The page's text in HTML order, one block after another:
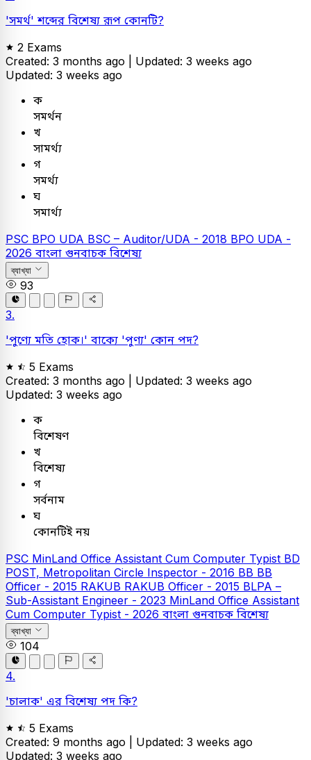
'সমর্থ' শব্দের বিশেষ্য রূপ কোনটি?
2 Exams
Created: 3 months ago | Updated: 3 weeks ago
Updated: 3 weeks ago
ক
সমর্থন
খ
সামর্থ্য
গ
সমর্থ্য
ঘ
সমার্থ্য
PSC BPO UDA BSC – Auditor/UDA - 2018 BPO UDA -
2026 বাংলা গুনবাচক বিশেষ্য
ব্যাখ্যা
93
3.
'পুণ্যে মতি হোক।' বাক্যে 'পুণ্য' কোন পদ?
5 Exams
Created: 3 months ago | Updated: 3 weeks ago
Updated: 3 weeks ago
ক
বিশেষণ
খ
বিশেষ্য
গ
সর্বনাম
ঘ
কোনটিই নয়
PSC MinLand Office Assistant Cum Computer Typist BD
POST, Metropolitan Circle Inspector - 2016 BB BB
Officer - 2015 RAKUB RAKUB Officer - 2015 BLPA –
Sub-Assistant Engineer - 2023 MinLand Office Assistant
Cum Computer Typist - 2026 বাংলা গুনবাচক বিশেষ্য
ব্যাখ্যা
104
4.
'চালাক' এর বিশেষ্য পদ কি?
5 Exams
Created: 9 months ago | Updated: 3 weeks ago
Updated: 3 weeks ago